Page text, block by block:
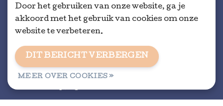
Algemene voorwaarden | RSS Feed
Door het gebruiken van onze website, ga je
akkoord met het gebruik van cookies om onze
website te verbeteren.
DIT BERICHT VERBERGEN
MEER OVER COOKIES »